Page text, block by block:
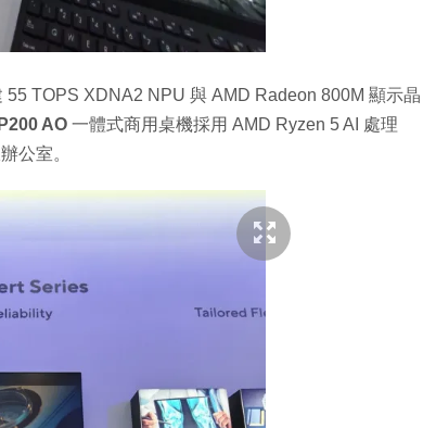
55 TOPS XDNA2 NPU 與 AMD Radeon 800M 顯示晶
AO 一體式商用桌機採用 AMD Ryzen 5 AI 處理
公室。